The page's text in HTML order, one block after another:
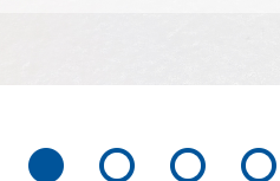
1枚目のスライドを表示2枚目のスライドを表示
3枚目のスライドを
4枚目の